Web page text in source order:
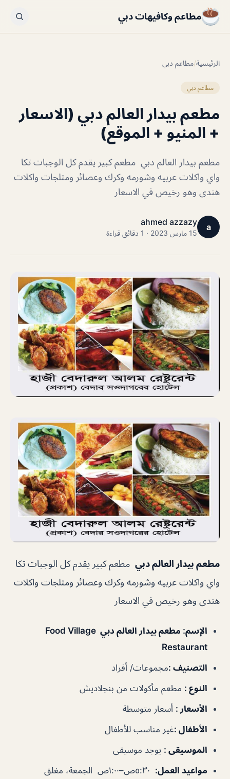
مطاعم وكافيهات دبي
الرئيسية/مطاعم دبي
مطاعم دبي
مطعم بيدار العالم دبي (الاسعار
+ المنيو + الموقع)
مطعم بيدار العالم دبي مطعم كبير يقدم كل الوجبات تكا
واي واكلات عربيه وشورمه وكرك وعصائر ومثلجات واكلات
هندى وهو رخيص في الاسعار
a
ahmed azzazy
15 مارس 2023 · 1 دقائق قراءة
مطعم بيدار العالم دبي مطعم كبير يقدم كل الوجبات تكا
واي واكلات عربيه وشورمه وكرك وعصائر ومثلجات واكلات
هندى وهو رخيص في الاسعار
الإسم
: مطعم بيدار العالم دبي Food Village
Restaurant
التصنيف :مجموعات/ أفراد
النوع : مطعم مأكولات من بنجلاديش
الأسعار : أسعار متوسطة
الأطفال :غير مناسب للأطفال
الموسيقى : يوجد موسيقى
مواعيد العمل: